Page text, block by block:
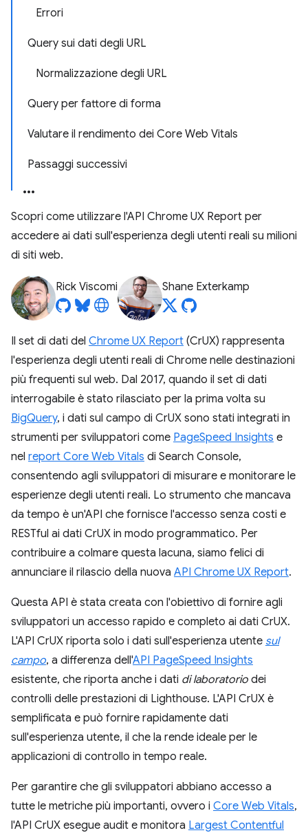
Errori
Query sui dati degli URL
Normalizzazione degli URL
Query per fattore di forma
Valutare il rendimento dei Core Web Vitals
Passaggi successivi
Scopri come utilizzare l'API Chrome UX Report per
accedere ai dati sull'esperienza degli utenti reali su milioni
di siti web.
Rick Viscomi Shane Exterkamp
Il set di dati del Chrome UX Report (CrUX) rappresenta
l'esperienza degli utenti reali di Chrome nelle destinazioni
più frequenti sul web. Dal 2017, quando il set di dati
interrogabile è stato rilasciato per la prima volta su
BigQuery, i dati sul campo di CrUX sono stati integrati in
strumenti per sviluppatori come PageSpeed Insights e
nel report Core Web Vitals di Search Console,
consentendo agli sviluppatori di misurare e monitorare le
esperienze degli utenti reali. Lo strumento che mancava
da tempo è un'API che fornisce l'accesso senza costi e
RESTful ai dati CrUX in modo programmatico. Per
contribuire a colmare questa lacuna, siamo felici di
annunciare il rilascio della nuova API Chrome UX Report.
Questa API è stata creata con l'obiettivo di fornire agli
sviluppatori un accesso rapido e completo ai dati CrUX.
L'API CrUX riporta solo i dati sull'esperienza utente sul
campo, a differenza dell'API PageSpeed Insights
esistente, che riporta anche i dati di laboratorio dei
controlli delle prestazioni di Lighthouse. L'API CrUX è
semplificata e può fornire rapidamente dati
sull'esperienza utente, il che la rende ideale per le
applicazioni di controllo in tempo reale.
Per garantire che gli sviluppatori abbiano accesso a
tutte le metriche più importanti, ovvero i Core Web Vitals,
l'API CrUX esegue audit e monitora Largest Contentful